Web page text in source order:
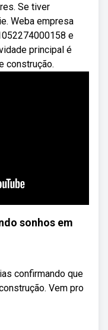
Se tiver
Weba empresa
e
principal é
construção.
sonhos em
confirmando que
Vem pro